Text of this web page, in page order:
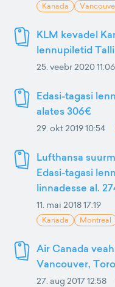
Kanada
KLM kevadel
lennupiletid
25. veebr 2020 11:06
Edasi-tagasi
alates 306€
29. okt 2019 10:54
Lufthansa
Edasi-tagasi
linnadesse al.
11. mai 2018 17:19
Kanada Montreal
Air Canada
Vancouver,
27. aug 2017 12:58